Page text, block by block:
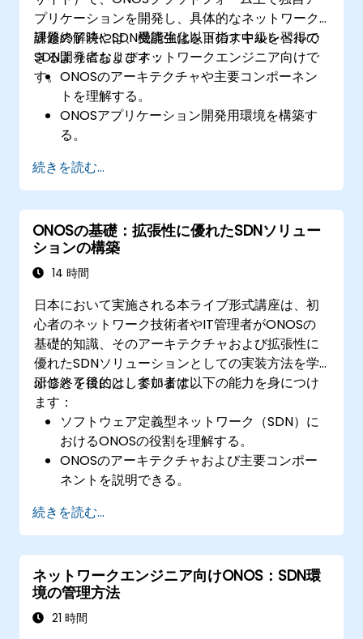
プリケーションを開発し、具体的なネットワーク
課題の解決やSDN機能強化を目指す中級レベルの
SDN開発者およびネットワークエンジニア向けで
す。
研修終了時には、受講生は以下のスキルを習得で
きるようになります：
ONOSのアーキテクチャや主要コンポーネン
トを理解する。
ONOSアプリケーション開発用環境を構築す
る。
ションを作成・検証・展開する。
外部システムやAPIとONOSアプリケーション
を連携させる。
パフォーマンスおよび拡張性向上のために
ONOSアプリケーションを最適化・トラブル
シューティングする。
続きを読む...
ONOSの基礎：拡張性に優れたSDNソリュー
ションの構築
14 時間
日本において実施される本ライブ形式講座は、初
心者のネットワーク技術者やIT管理者がONOSの
基礎的知識、そのアーキテクチャおよび拡張性に
優れたSDNソリューションとしての実装方法を学
ぶことを目的としています。
研修終了後には、参加者は以下の能力を身につけ
ます：
ソフトウェア定義型ネットワーク（SDN）に
おけるONOSの役割を理解する。
ONOSのアーキテクチャおよび主要コンポー
ネントを説明できる。
ール・設定できる。
ONOSを用いて基本的なSDNネットワークを
構築できる。
ネットワークインフラの管理や拡張性向上に
向けたONOSの機能を活用できる。
続きを読む...
ネットワークエンジニア向けONOS：SDN環
境の管理方法
21 時間